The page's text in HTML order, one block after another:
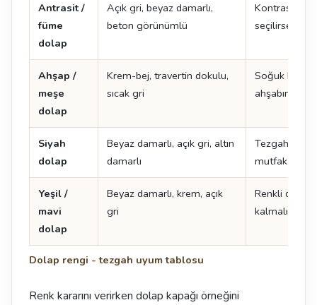
Dolap rengi - tezgah uyum tablosu
Antrasit /
füme
dolap
Açık gri, beyaz damarlı,
beton görünümlü
Kontrast
seçilirse
Ahşap /
meşe
dolap
Krem-bej, travertin dokulu,
sıcak gri
Soğuk
ahşabın
Siyah
dolap
Beyaz damarlı, açık gri, altın
damarlı
Tezgah açık
mutfak daha
Yeşil /
mavi
dolap
Beyaz damarlı, krem, açık
gri
Renkli
kalmalı
Renk kararını verirken dolap kapağı örneğini